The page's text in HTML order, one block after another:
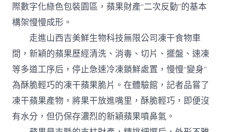
際數字化綠色包裝園區，蘋果財產“二次反動”的基本
構架慢慢成形。
走進山西吉美鮮生物科技無限公司凍干食物車
間，新穎的蘋果歷經清洗、消毒、切片、擺盤、速凍
等多道工序后，停止急速冷凍鎖鮮處置，慢慢“變身”
為酥脆輕巧的凍干蘋果脆片。在體驗館，記者品嘗了
凍干蘋果產物，將果干放進嘴里，酥脆輕巧，即便沒
有水分，但仍保存濃烈的新穎蘋果噴鼻氣。